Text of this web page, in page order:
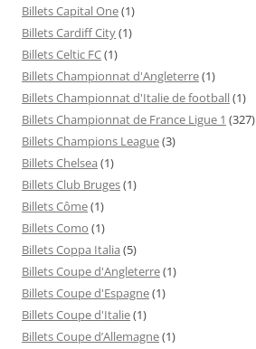
Billets Capital One(1)
Billets Cardiff City(1)
Billets Celtic FC(1)
Billets Championnat d'Angleterre(1)
Billets Championnat d'Italie de football(1)
Billets Championnat de France Ligue 1 (327)
Billets Champions League(3)
Billets Chelsea (1)
Billets Club Bruges(1)
Billets Côme(1)
Billets Como (1)
Billets Coppa Italia (5)
Billets Coupe d'Angleterre(1)
Billets Coupe d'Espagne(1)
Billets Coupe d'Italie(1)
Billets Coupe d’Allemagne(1)